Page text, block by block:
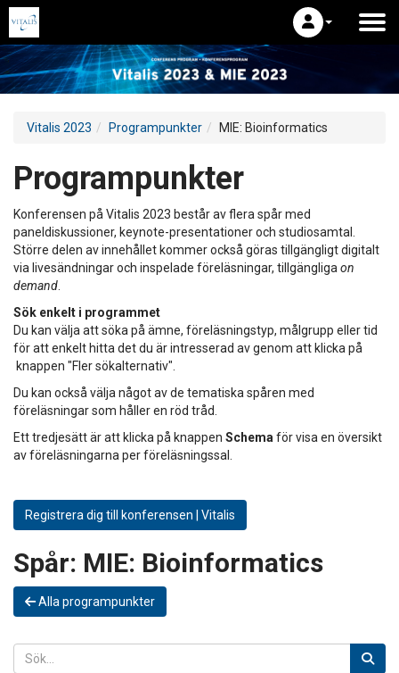
Vitalis 2023 Programpunkter MIE: Bioinformatics
Programpunkter
Konferensen på Vitalis 2023 består av flera spår med
paneldiskussioner, keynote-presentationer och studiosamtal.
Större delen av innehållet kommer också göras tillgängligt digitalt
via livesändningar och inspelade föreläsningar, tillgängliga on
demand
Sök enkelt i programmet
Du kan välja att söka på ämne, föreläsningstyp, målgrupp eller tid
för att enkelt hitta det du är intresserad av genom att klicka på
knappen "Fler sökalternativ".
Du kan också välja något av de tematiska spåren med
föreläsningar som håller en röd tråd.
Ett tredjesätt är att klicka på knappen Schema för visa en översikt
av föreläsningarna per föreläsningssal.
Registrera dig till konferensen | Vitalis
Spår: MIE: Bioinformatics
Alla programpunkter